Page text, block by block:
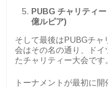
PUBG チャリティ
億ルピア)
そして最後はPUBGチャ
会はその名の通り、ド
たチャリティー大会です
トーナメントが最初に開